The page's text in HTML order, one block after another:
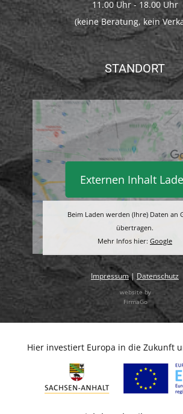
11.00 Uhr - 18.00 Uhr
(keine Beratung, kein
STANDORT
Externen Inhalt
Beim Laden werden (Ihre) Daten an
übertragen.
Mehr Infos hier: Google
Impressum| Datenschutz
website by
FirmaGo
Hier investiert Europa in die Zukunft